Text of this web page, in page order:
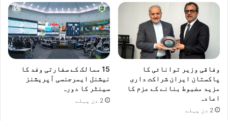
ر
ک
ا
گ
ل
وفاقی وزیر توانائی کا
پاکستان ایران شراکت داری
مزید مضبوط بنانے کے عزم کا
اعادہ
2 دن پہلے
15 ممالک کے سفارتی وفد کا
نیشنل ایمرجنسی آپریشنز
سینٹر کا دورہ
2 دن پہلے